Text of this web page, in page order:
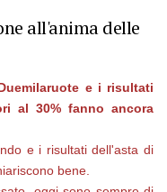
all'anima delle
e i risultati
al 30% fanno ancora
e i risultati dell'asta di
bene.